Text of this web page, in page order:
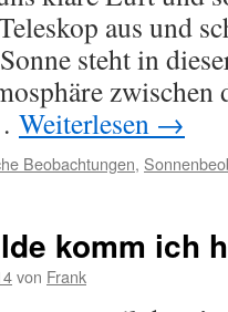
aus und
steht in
zwischen
Weiterlesen →
Beobachtungen,
komm ich
von Frank